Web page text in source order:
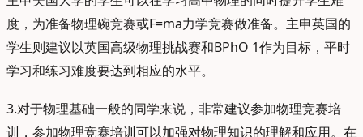
度，为准备物理碗竞赛或F=ma力学竞赛做准备。主申英国的
学生则建议以英国高级物理挑战赛和BPhO 1作为目标，平时
学习和练习难度要达到相应的水平。
3.对于物理基础一般的同学来说，非常建议参加物理竞赛培
训，参加物理竞赛培训可以加强对物理知识的理解和应用。在